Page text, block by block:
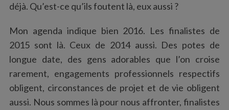
déjà. Qu’est-ce qu’ils foutent là, eux aussi ?
Mon agenda indique bien 2016. Les finalistes de
2015 sont là. Ceux de 2014 aussi. Des potes de
longue date, des gens adorables que l’on croise
rarement, engagements professionnels respectifs
obligent, circonstances de projet et de vie obligent
aussi. Nous sommes là pour nous affronter, finalistes